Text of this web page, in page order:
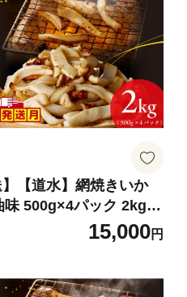
016-09
】【道水】網焼きいか
味 500g×4パック 2kg
月 肉厚 ふっくら 香ばし
み 味付き 食べやすい お
凍 お取り寄せ 函館市
15,000円